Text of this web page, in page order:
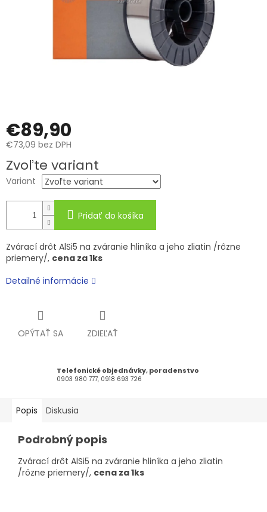
€89,90
€73,09 bez DPH
Jednotková
cena:
Zvoľte variant
Variant
Pridať do košíka
Zvárací drôt AlSi5 na zváranie hliníka a jeho zliatin /rôzne
priemery/, cena za 1ks
Detailné informácie
OPÝTAŤ SA ZDIEĽAŤ
Telefonické objednávky, poradenstvo
0903 980 777, 0918 693 726
Popis Diskusia
Podrobný popis
Zvárací drôt AlSi5 na zváranie hliníka a jeho zliatin
/rôzne priemery/, cena za 1ks